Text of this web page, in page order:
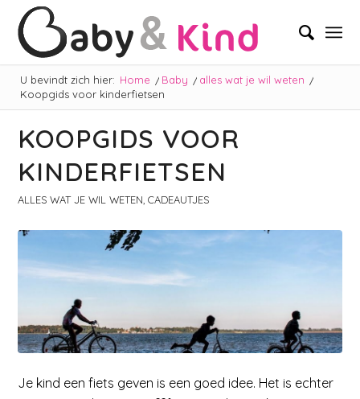
U bevindt zich hier: Home / Baby / alles wat je wil weten /
Koopgids voor kinderfietsen
KOOPGIDS VOOR
KINDERFIETSEN
ALLES WAT JE WIL WETEN ,CADEAUTJES
Je kind een fiets geven is een goed idee. Het is echter